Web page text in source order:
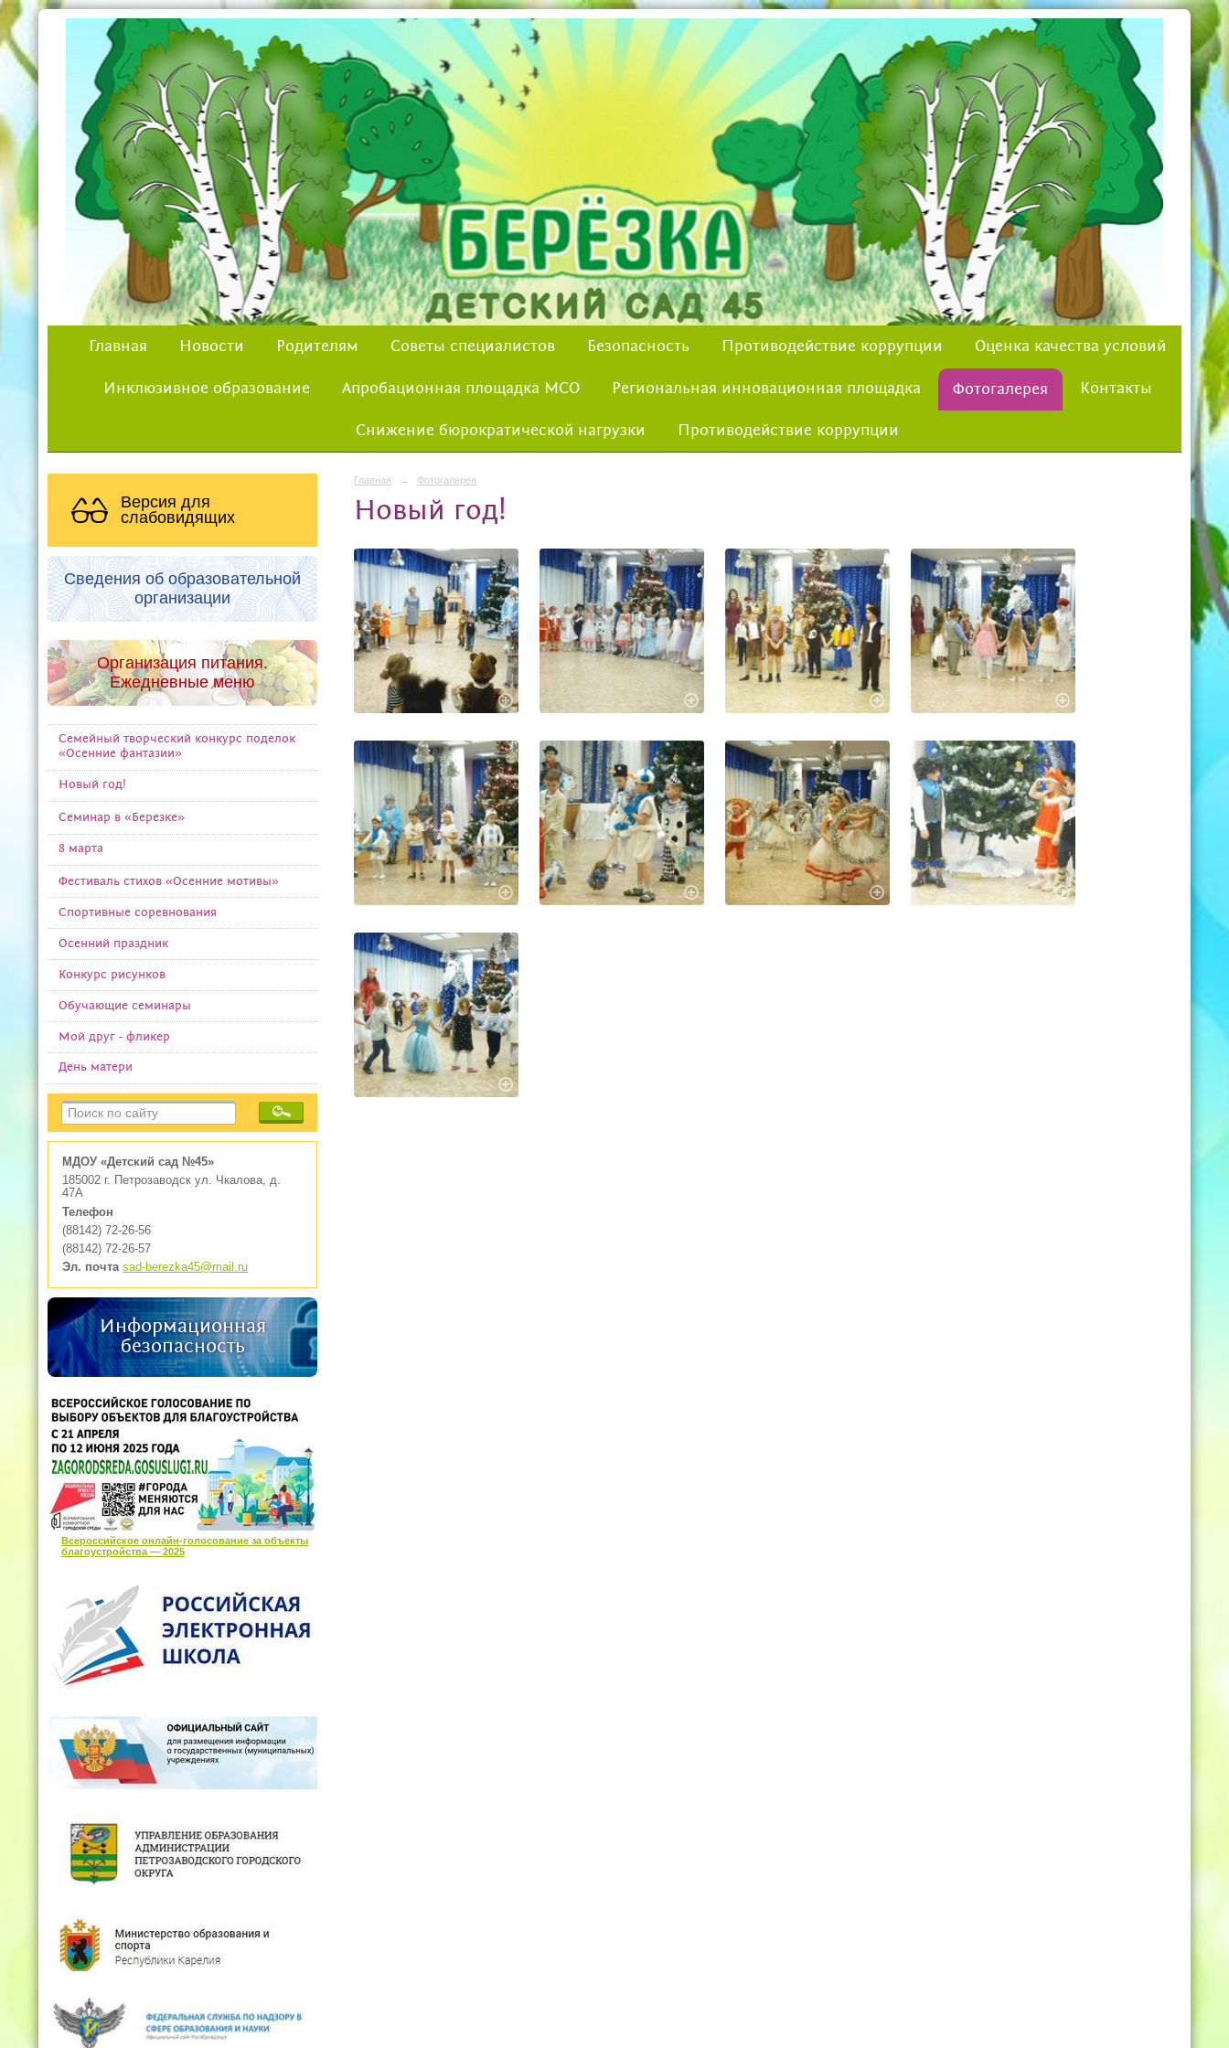
Главная Новости Родителям Советы специалистов Безопасность Противодействие коррупции Оценка качества условий
Инклюзивное образование Апробационная площадка МСО Региональная инновационная площадка Фотогалерея Контакты
Снижение бюрократической нагрузки Противодействие коррупции
Версия для
слабовидящих
Сведения об образовательной
организации
Организация питания.
Ежедневные меню
Семейный творческий конкурс поделок
«Осенние фантазии»
Новый год!
Семинар в «Березке»
8 марта
Фестиваль стихов «Осенние мотивы»
Спортивные соревнования
Осенний праздник
Конкурс рисунков
Обучающие семинары
Мой друг - фликер
День матери
МДОУ «Детский сад №45»
185002 г. Петрозаводск ул. Чкалова, д.
47А
Телефон
(88142) 72-26-56
(88142) 72-26-57
Эл. почта sad-berezka45@mail.ru
Информационная
безопасность
Всероссийское онлайн-голосование за объекты
благоустройства — 2025
Главная → Фотогалерея
Новый год!